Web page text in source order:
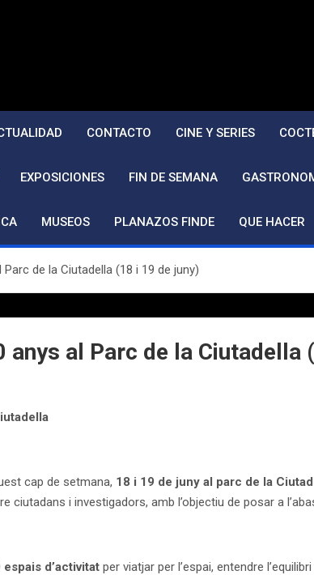
CONTACTO CINE Y SERIES
EXPOSICIONES FIN DE SEMANA
MUSEOS PLANAZOS FINDE QUE HACER
de la Ciutadella (18 i 19 de juny)
anys al Parc de la Ciutadella
cap de setmana, 18 i 19 de juny al parc de la
ciutadans i investigadors, amb l’objectiu de posar a
espais d’activitat per viatjar per l’espai, entendre